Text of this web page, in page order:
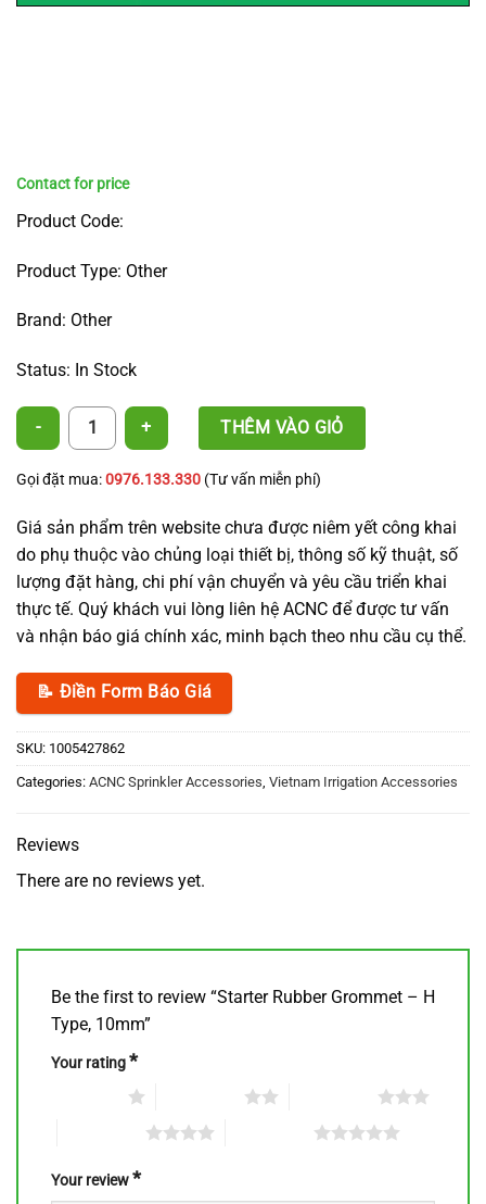
Product Code:
Product Type: Other
Brand: Other
Status: In Stock
Starter Rubber Grommet - H Type, 10mm quantity
THÊM VÀO GIỎ
Gọi đặt mua:0976.133.330 (Tư vấn miễn phí)
Giá sản phẩm trên website chưa được niêm yết công khai
do phụ thuộc vào chủng loại thiết bị, thông số kỹ thuật, số
lượng đặt hàng, chi phí vận chuyển và yêu cầu triển khai
thực tế. Quý khách vui lòng liên hệ ACNC để được tư vấn
và nhận báo giá chính xác, minh bạch theo nhu cầu cụ thể.
📝 Điền Form Báo Giá
SKU: 1005427862
Categories: ACNC Sprinkler Accessories Vietnam Irrigation Accessories
Reviews
There are no reviews yet.
Be the first to review “Starter Rubber Grommet – H
Type, 10mm”
Your rating*
Your review*